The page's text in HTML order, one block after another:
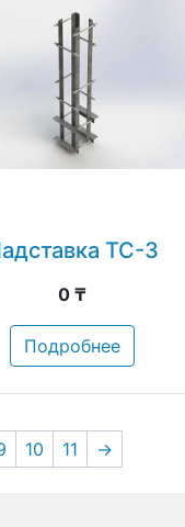
ТС-3
0 ₸
Подробнее
10 11 →